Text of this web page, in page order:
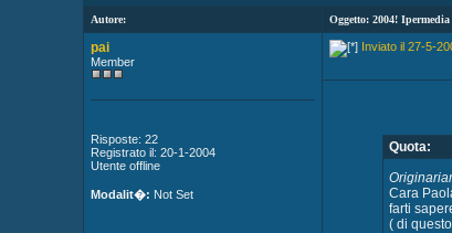
Autore: Oggetto: 2004!
pai
Member
Risposte: 22
Registrato il: 20-1-2004
Utente offline
Modalit�: Not Set
Inviato il 27-5-
Quota:
Cara
farti
( di